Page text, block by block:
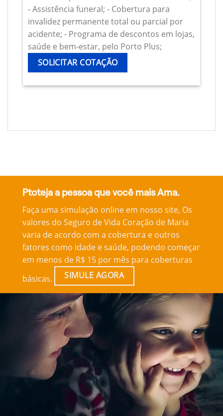
- Assistência funeral; - Cobertura para
invalidez permanente total ou parcial por
acidente; - Programa de descontos em lojas,
saúde e bem-estar, pelo Porto Plus;
SOLICITAR COTAÇÃO
Ptoteja a pessoa que você mais Ama.
Faça uma simulação online em nosso site, Os
valores do Seguro de Vida Coração de Maria
varia de acordo com a cobertura e outros
fatores como idade e saúde, podendo começar
em menos de R$ 15 por mês para coberturas
básicas.
SIMULE AGORA